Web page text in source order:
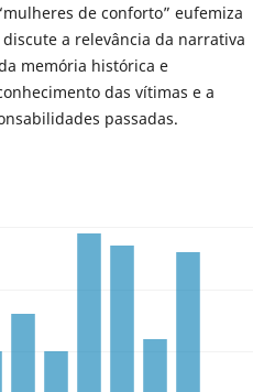
de conforto” eufemiza
a relevância da narrativa
memória histórica e
das vítimas e a
passadas.